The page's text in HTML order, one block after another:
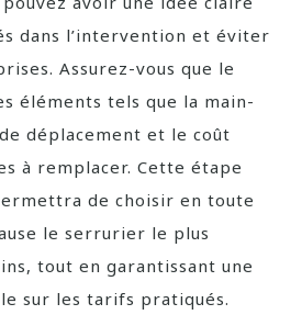
dans l’intervention et éviter
Assurez-vous que le
éléments tels que la main-
déplacement et le coût
à remplacer. Cette étape
de choisir en toute
le serrurier le plus
tout en garantissant une
sur les tarifs pratiqués.